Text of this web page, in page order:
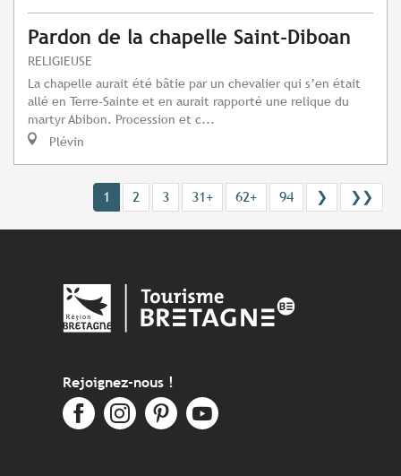
Pardon de la chapelle Saint-Diboan
RELIGIEUSE
La chapelle aurait été bâtie par un chevalier qui s’en était
allé en Terre-Sainte et en aurait rapporté une relique du
martyr Abibon. Procession et c...
Plévin
1 2 3 31+ 62+ 94 ❯ ❯❯
Rejoignez-nous !